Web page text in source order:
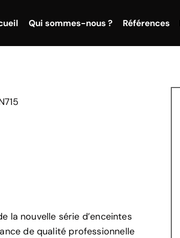
Qui sommes-nous ? Références
la nouvelle série d’enceintes
de qualité professionnelle